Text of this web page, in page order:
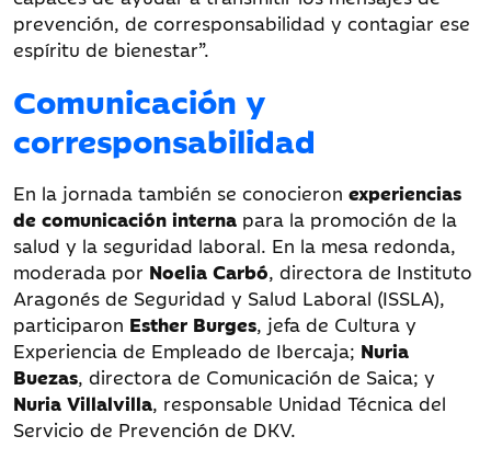
prevención, de corresponsabilidad y contagiar ese
espíritu de bienestar”.
Comunicación y
corresponsabilidad
En la jornada también se conocieron experiencias
de comunicación interna para la promoción de la
salud y la seguridad laboral. En la mesa redonda,
moderada por Noelia Carbó, directora de Instituto
Aragonés de Seguridad y Salud Laboral (ISSLA),
participaron Esther Burges, jefa de Cultura y
Experiencia de Empleado de Ibercaja; Nuria
Buezas, directora de Comunicación de Saica; y
Nuria Villalvilla, responsable Unidad Técnica del
Servicio de Prevención de DKV.